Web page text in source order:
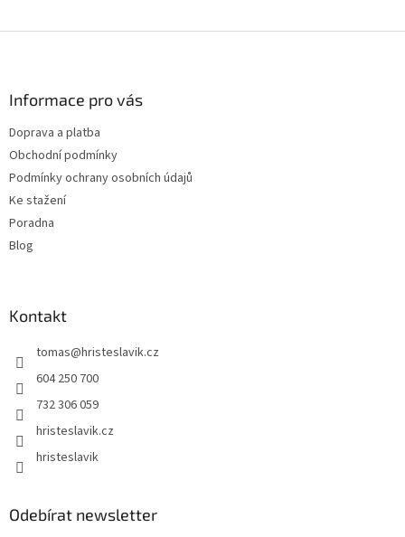
Informace pro vás
Doprava a platba
Obchodní podmínky
Podmínky ochrany osobních údajů
Ke stažení
Poradna
Blog
Kontakt
tomas@hristeslavik.cz
604 250 700
732 306 059
hristeslavik.cz
hristeslavik
Odebírat newsletter